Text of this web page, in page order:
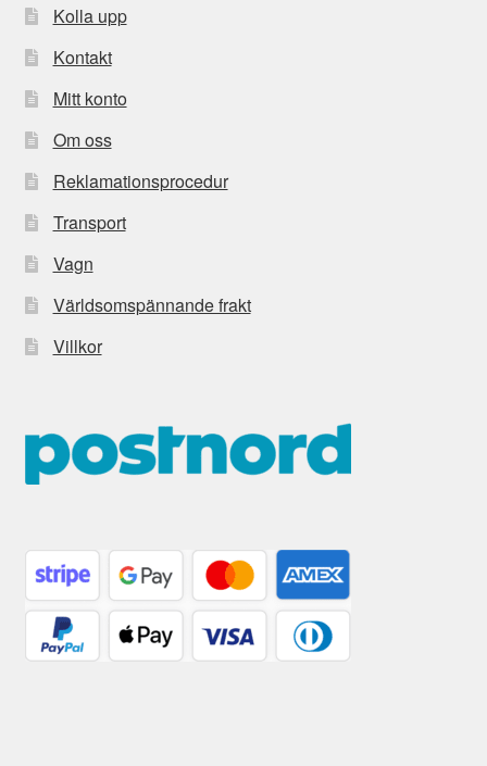
Kolla upp
Kontakt
Mitt konto
Om oss
Reklamationsprocedur
Transport
Vagn
Världsomspännande frakt
Villkor